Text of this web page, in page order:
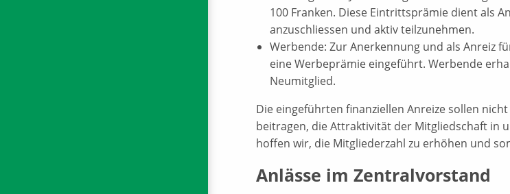
100 Franken. Diese Eintrittsprämie dient als
anzuschliessen und aktiv teilzunehmen.
Werbende: Zur Anerkennung und als Anreiz
eine Werbeprämie eingeführt. Werbende
Neumitglied.
Die eingeführten finanziellen Anreize sollen
beitragen, die Attraktivität der Mitgliedschaft in
hoffen wir, die Mitgliederzahl zu erhöhen und
Anlässe im Zentralvorstand